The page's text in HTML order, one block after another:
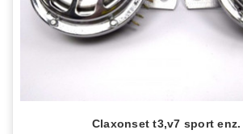
Claxonset t3,v7 sport